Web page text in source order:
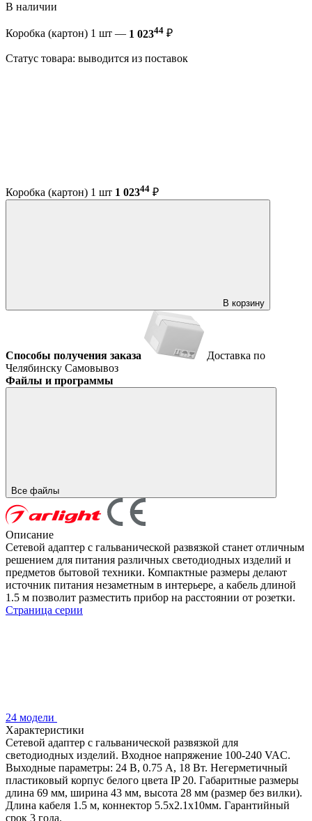
В наличии
Коробка (картон) 1 шт — 1 02344 ₽
Статус товара: выводится из поставок
Коробка (картон) 1 шт 1 02344 ₽
В корзину
Способы получения заказа
Доставка по
Челябинску Самовывоз
Файлы и программы
Все файлы
Описание
Сетевой адаптер с гальванической развязкой станет отличным
решением для питания различных светодиодных изделий и
предметов бытовой техники. Компактные размеры делают
источник питания незаметным в интерьере, а кабель длиной
1.5 м позволит разместить прибор на расстоянии от розетки.
Страница серии
24 модели
Характеристики
Сетевой адаптер с гальванической развязкой для
светодиодных изделий. Входное напряжение 100-240 VAC.
Выходные параметры: 24 В, 0.75 А, 18 Вт. Негерметичный
пластиковый корпус белого цвета IP 20. Габаритные размеры
длина 69 мм, ширина 43 мм, высота 28 мм (размер без вилки).
Длина кабеля 1.5 м, коннектор 5.5x2.1x10мм. Гарантийный
срок 3 года.